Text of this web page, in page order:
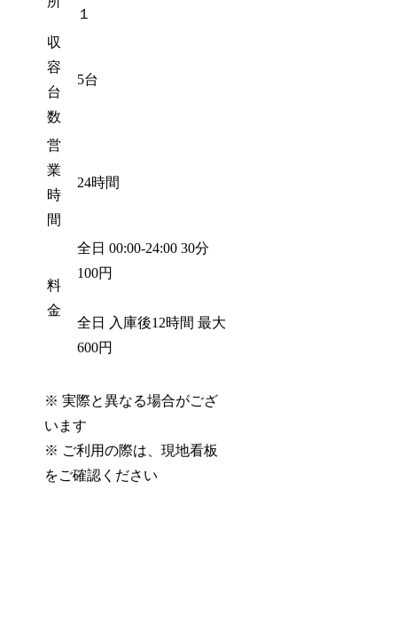
１
収
容
台
数
5台
営
業
時
間
24時間
料
金
全日 00:00-24:00 30分
100円
全日 入庫後12時間 最大
600円
※ 実際と異なる場合がござ
います
※ ご利用の際は、現地看板
をご確認ください